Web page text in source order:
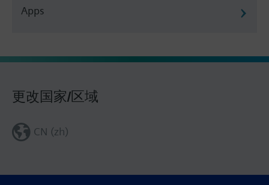
Apps
更改国家/区域
CN (zh)